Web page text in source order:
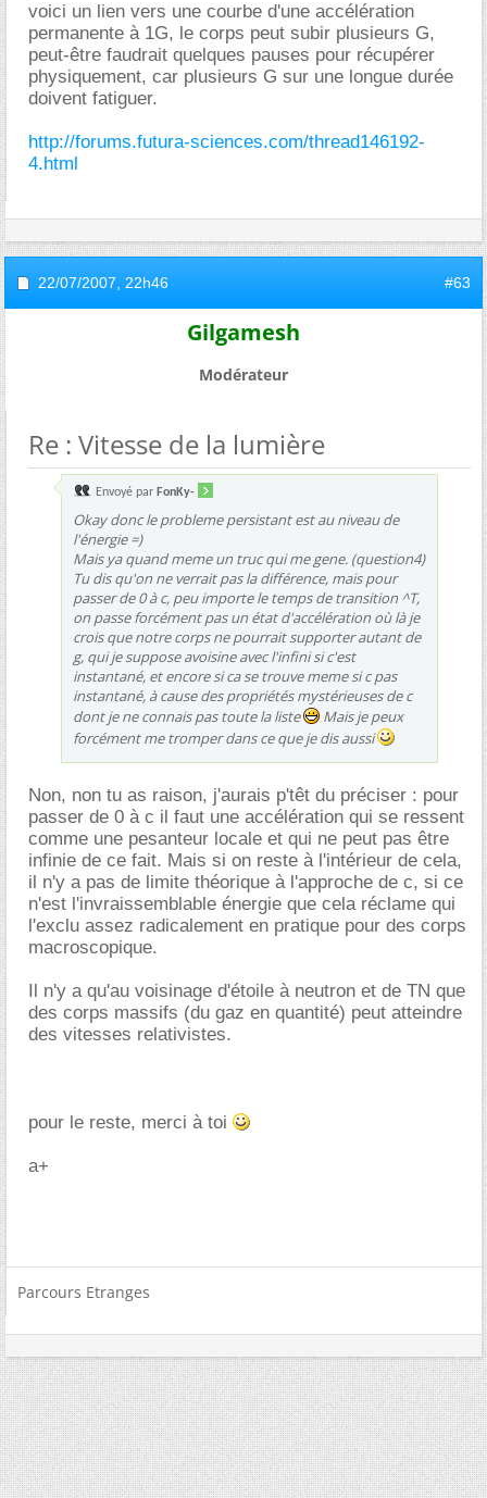
voici un lien vers une courbe d'une accélération
permanente à 1G, le corps peut subir plusieurs G,
peut-être faudrait quelques pauses pour récupérer
physiquement, car plusieurs G sur une longue durée
doivent fatiguer.
http://forums.futura-sciences.com/thread146192-
4.html
22/07/2007, 22h46 #63
Gilgamesh
Modérateur
Re : Vitesse de la lumière
Envoyé par FonKy-
Okay donc le probleme persistant est au niveau de
l'énergie =)
Mais ya quand meme un truc qui me gene. (question4)
Tu dis qu'on ne verrait pas la différence, mais pour
passer de 0 à c, peu importe le temps de transition ^T,
on passe forcément pas un état d'accélération où là je
crois que notre corps ne pourrait supporter autant de
g, qui je suppose avoisine avec l'infini si c'est
instantané, et encore si ca se trouve meme si c pas
instantané, à cause des propriétés mystérieuses de c
dont je ne connais pas toute la liste
Mais je peux
forcément me tromper dans ce que je dis aussi
Non, non tu as raison, j'aurais p'têt du préciser : pour
passer de 0 à c il faut une accélération qui se ressent
comme une pesanteur locale et qui ne peut pas être
infinie de ce fait. Mais si on reste à l'intérieur de cela,
il n'y a pas de limite théorique à l'approche de c, si ce
n'est l'invraissemblable énergie que cela réclame qui
l'exclu assez radicalement en pratique pour des corps
macroscopique.
Il n'y a qu'au voisinage d'étoile à neutron et de TN que
des corps massifs (du gaz en quantité) peut atteindre
des vitesses relativistes.
pour le reste, merci à toi
a+
Parcours Etranges